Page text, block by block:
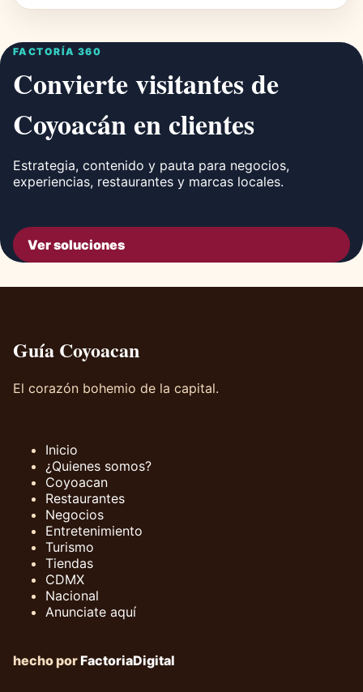
FACTORÍA 360
Convierte visitantes de
Coyoacán en clientes
Estrategia, contenido y pauta para negocios,
experiencias, restaurantes y marcas locales.
Ver soluciones
Guía Coyoacan
El corazón bohemio de la capital.
Inicio
¿Quienes somos?
Coyoacan
Restaurantes
Negocios
Entretenimiento
Turismo
Tiendas
CDMX
Nacional
Anunciate aquí
hecho porFactoriaDigital